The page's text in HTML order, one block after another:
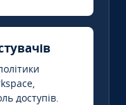
доступів.